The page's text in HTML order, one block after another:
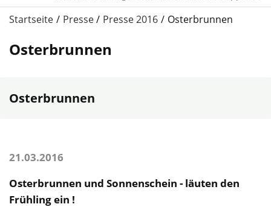
Startseite Presse Presse 2016 Osterbrunnen
Osterbrunnen
Osterbrunnen
21.03.2016
Osterbrunnen und Sonnenschein - läuten den
Frühling ein !